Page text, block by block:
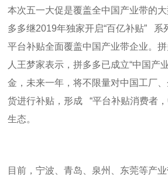
本次五一大促是覆盖全中国产业带的
多多继2019年独家开启“百亿补贴”
系
平台补贴全面覆盖中国产业带企业。
人王梦家表示，拼多多已成立“中国产
金，未来一年，将不限量对中国工厂
货进行补贴，形成
“平台补贴消费者
生态。
目前，宁波、青岛、泉州、东莞等产